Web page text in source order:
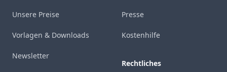
Unsere Preise
Vorlagen & Downloads
Newsletter
Presse
Kostenhilfe
Rechtliches